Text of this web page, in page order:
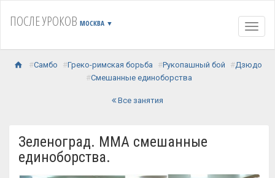
ПОСЛЕ УРОКОВ МОСКВА ▼
Самбо Греко-римская борьба Рукопашный бой
Дзюдо
Смешанные единоборства
Все занятия
Зеленоград. ММА смешанные
единоборства.